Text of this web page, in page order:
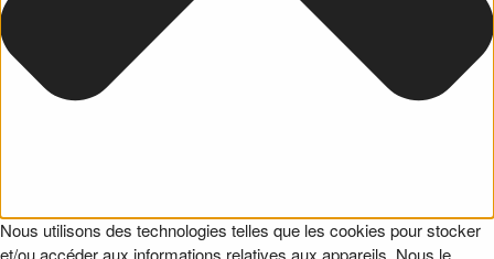
Nous utilisons des technologies telles que les cookies pour stocker
et/ou accéder aux informations relatives aux appareils. Nous le